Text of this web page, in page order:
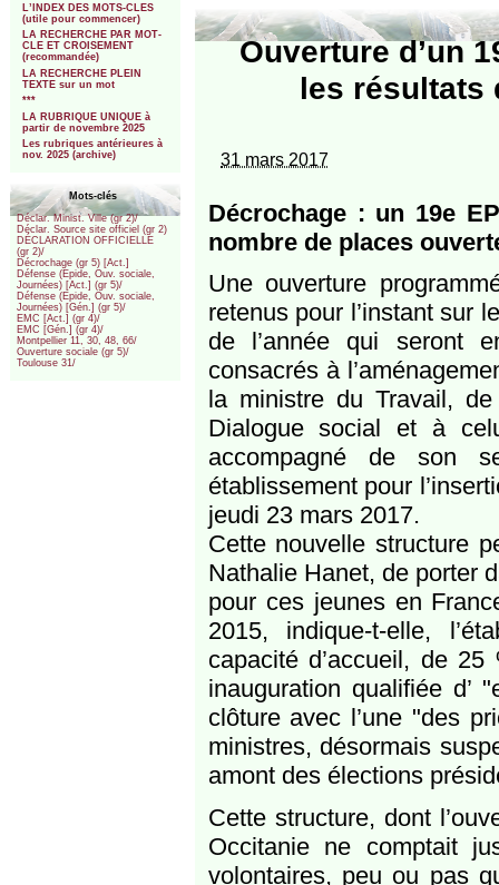
L’INDEX DES MOTS-CLES
(utile pour commencer)
LA RECHERCHE PAR MOT-
CLE ET CROISEMENT
(recommandée)
LA RECHERCHE PLEIN
TEXTE sur un mot
***
LA RUBRIQUE UNIQUE à
partir de novembre 2025
Les rubriques antérieures à
nov. 2025 (archive)
Mots-clés
Déclar. Minist. Ville (gr 2)/
Déclar. Source site officiel (gr 2)
DÉCLARATION OFFICIELLE
(gr 2)/
Décrochage (gr 5) [Act.]
Défense (Epide, Ouv. sociale,
Journées) [Act.] (gr 5)/
Défense (Epide, Ouv. sociale,
Journées) [Gén.] (gr 5)/
EMC [Act.] (gr 4)/
EMC [Gén.] (gr 4)/
Montpellier 11, 30, 48, 66/
Ouverture sociale (gr 5)/
Toulouse 31/
Ouverture d’un
les résultats
31 mars 2017
Décrochage : un 19e
nombre de places
Une ouverture
retenus pour l’instant sur
de l’année qui seront
consacrés à
la ministre du Travail,
Dialogue social et à
accompagné de son
établissement pour
jeudi 23 mars 2017.
Cette nouvelle structure
Nathalie Hanet, de porter
pour ces jeunes en
2015, indique-t-elle,
capacité d’accueil, de
inauguration qualifiée d’
clôture avec l’une "des
ministres, désormais
amont des élections
Cette structure, dont
Occitanie ne comptait
volontaires, peu ou pas